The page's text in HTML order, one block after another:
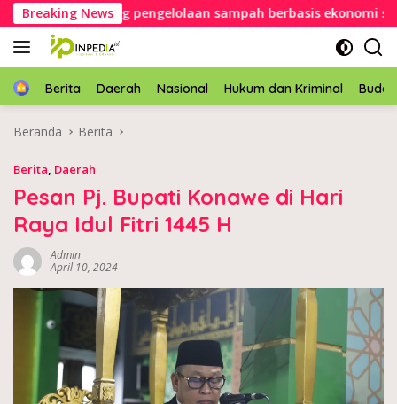
Langsung
ke
konten
Breaking News
dorong pengelolaan sampah berbasis ekonomi sirkular
HomeBerita Daerah Nasional Hukum dan Kriminal
Beranda Berita
Berita, Daerah
Pesan Pj. Bupati Konawe di Hari
Raya Idul Fitri 1445 H
Admin
April 10, 2024